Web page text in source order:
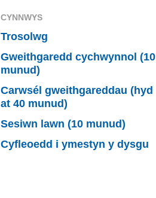
CYNNWYS
Trosolwg
Gweithgaredd cychwynnol (10
munud)
Carwsél gweithgareddau (hyd
at 40 munud)
Sesiwn lawn (10 munud)
Cyfleoedd i ymestyn y dysgu